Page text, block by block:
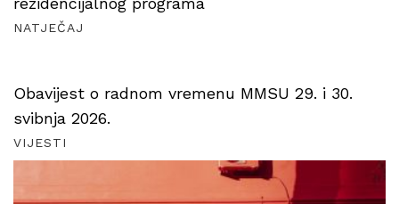
NATJEČAJ
Obavijest o radnom vremenu MMSU 29. i 30.
svibnja 2026.
VIJESTI